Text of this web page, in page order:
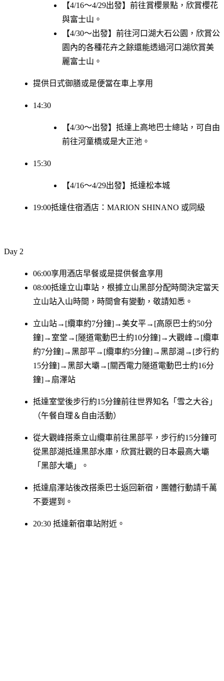
【4/16～4/29出發】前往賞櫻景點，欣賞櫻花
與富士山。
【4/30～出發】前往河口湖大石公園，欣賞公
園內的各種花卉之餘還能透過河口湖欣賞美
麗富士山。
提供日式御膳或是便當在車上享用
14:30
【4/30～出發】抵達上高地巴士總站，可自由
前往河童橋或是大正池。
15:30
【4/16～4/29出發】抵達松本城
19:00抵達住宿酒店：MARION SHINANO 或同級
Day 2
06:00享用酒店早餐或是提供餐盒享用
08:00抵達立山車站，根據立山黑部分配時間決定當天
立山站入山時間，時間會有變動，敬請知悉。
立山站→[纜車約7分鐘]→美女平→[高原巴士約50分
鐘]→室堂→[隧道電動巴士約10分鐘]→大觀峰→[纜車
約7分鐘]→黑部平→[纜車約5分鐘]→黑部湖→[步行約
15分鐘]→黑部大壩→[關西電力隧道電動巴士約16分
鐘]→扇澤站
抵達室堂後步行約15分鐘前往世界知名「雪之大谷」
（午餐自理＆自由活動）
從大觀峰搭乘立山纜車前往黑部平，步行約15分鐘可
從黑部湖抵達黒部水庫，欣賞壯觀的日本最高大壩
「黑部大壩」。
抵達扇澤站後改搭乘巴士返回新宿，團體行動請千萬
不要遲到。
20:30 抵達新宿車站附近。